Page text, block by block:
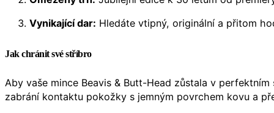
Vynikající dar: Hledáte vtipný, originální a přitom
Jak chránit své stříbro
Aby vaše mince Beavis & Butt-Head zůstala v
zabrání kontaktu pokožky s jemným povrchem kovu a